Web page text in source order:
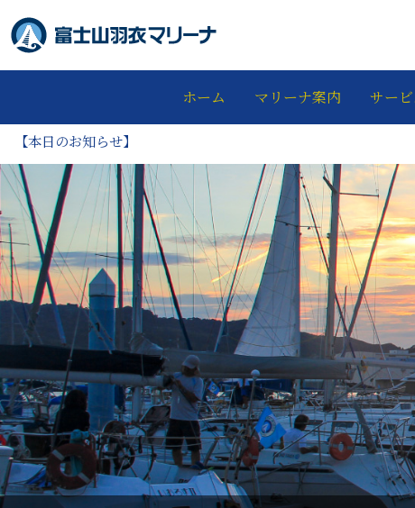
ホーム マリーナ案内 サー
【本日のお知らせ】